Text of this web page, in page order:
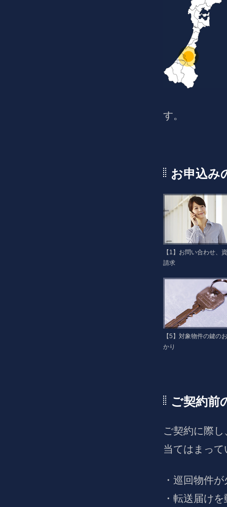
す。
お申込み
【1】お問い合わせ、
請求
【5】対象物件の鍵の
かり
ご契約前
ご契約に際
当てはまっ
・巡回物件
・転送届け